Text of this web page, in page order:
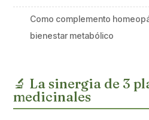
Como complemento
bienestar metabólico
🔬 La sinergia de 3
medicinales